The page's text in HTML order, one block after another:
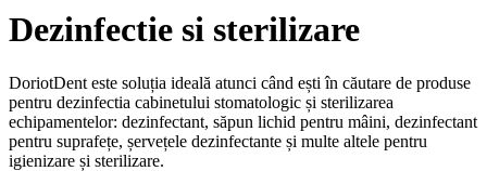
Dezinfectie si sterilizare
DoriotDent este soluția ideală atunci când ești în căutare de produse
pentru dezinfectia cabinetului stomatologic și sterilizarea
echipamentelor: dezinfectant, săpun lichid pentru mâini, dezinfectant
pentru suprafețe, șervețele dezinfectante și multe altele pentru
igienizare și sterilizare.